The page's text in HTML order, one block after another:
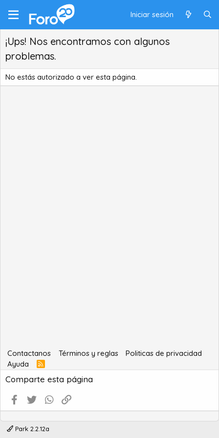
Iniciar sesión
¡Ups! Nos encontramos con algunos
problemas.
No estás autorizado a ver esta página.
Contactanos Términos y reglas
Politicas de privacidad
Ayuda
R
S
S
Comparte esta página
Facebook
Twitter WhatsApp
Park 2.2.12a